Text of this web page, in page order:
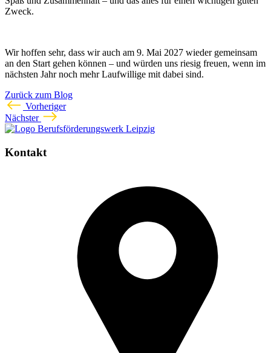
Zweck.
Wir hoffen sehr, dass wir auch am 9. Mai 2027 wieder gemeinsam
an den Start gehen können – und würden uns riesig freuen, wenn im
nächsten Jahr noch mehr Laufwillige mit dabei sind.
Zurück zum Blog
Vorheriger
Nächster
Kontakt